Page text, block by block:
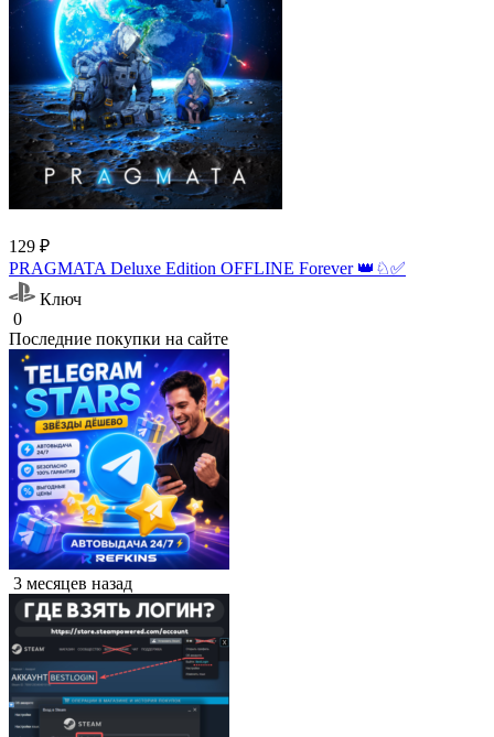
129 ₽
PRAGMATA Deluxe Edition OFFLINE Forever 👑♘✅
Ключ
0
Последние покупки на сайте
3 месяцев назад